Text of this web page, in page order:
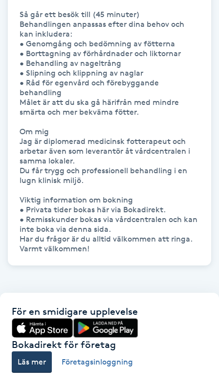
Gel naglar
Gelenaglar
Gellack
Gellack med förstärkning
Gravidmassage
Gravidyoga
Gua Sha-massage
Healing
Herrklippning
HIFU
Så går ett besök till (45 minuter)
Behandlingen anpassas efter dina behov och
kan inkludera:
• Genomgång och bedömning av fötterna
• Borttagning av förhårdnader och liktornar
• Behandling av nageltrång
• Slipning och klippning av naglar
• Råd för egenvård och förebyggande
behandling
Målet är att du ska gå härifrån med mindre
smärta och mer bekväma fötter.
Om mig
Jag är diplomerad medicinsk fotterapeut och
arbetar även som leverantör åt vårdcentralen i
samma lokaler.
Du får trygg och professionell behandling i en
lugn klinisk miljö.
Viktig information om bokning
• Privata tider bokas här via Bokadirekt.
• Remisskunder bokas via vårdcentralen och kan
inte boka via denna sida.
Har du frågor är du alltid välkommen att ringa.
För en smidigare upplevelse
Bokadirekt för företag
Läs mer Företagsinloggning